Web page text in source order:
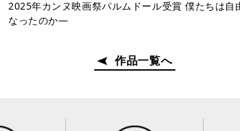
2025年カンヌ映画祭パルムドール受賞 僕たちは自
なったのか—
作品一覧へ